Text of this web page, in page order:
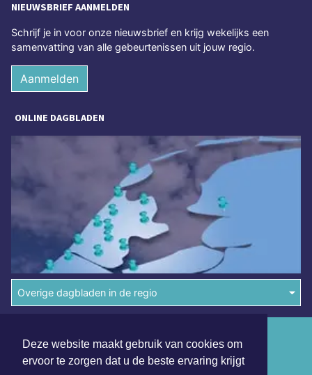
Deze website maakt gebruik van cookies om
ervoor te zorgen dat u de beste ervaring krijgt
NIEUWSBRIEF AANMELDEN
Schrijf je in voor onze nieuwsbrief en krijg wekelijks een
samenvatting van alle gebeurtenissen uit jouw regio.
Aanmelden
ONLINE DAGBLADEN
Overige dagbladen in de regio
Disclaimer